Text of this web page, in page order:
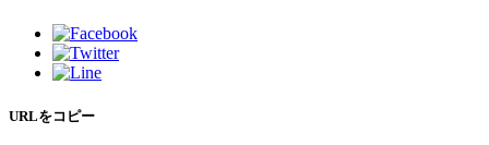
URLをコピー